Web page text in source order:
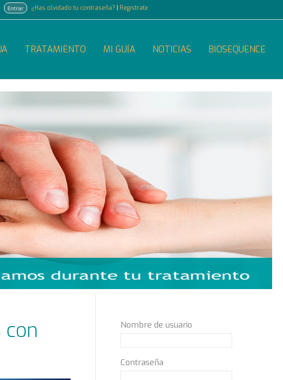
Entrar ¿Has olvidado tu contraseña? Registrate
TRATAMIENTO MI GUÍA NOTICIAS BIOSEQUENCE
Nombre de usuario
Contraseña